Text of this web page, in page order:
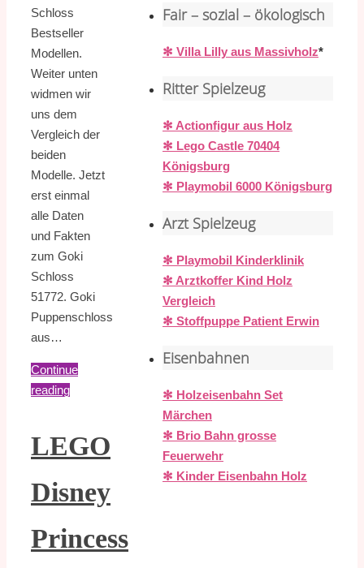
Schloss
Bestseller
Modellen.
Weiter unten
widmen wir
uns dem
Vergleich der
beiden
Modelle. Jetzt
erst einmal
alle Daten
und Fakten
zum Goki
Schloss
51772. Goki
Puppenschloss
aus…
Continue
reading
LEGO
Disney
Princess
Fair – sozial – ökologisch
✻ Villa Lilly aus Massivholz*
Ritter Spielzeug
✻ Actionfigur aus Holz
✻ Lego Castle 70404
Königsburg
✻ Playmobil 6000 Königsburg
Arzt Spielzeug
✻ Playmobil Kinderklinik
✻ Arztkoffer Kind Holz
Vergleich
✻ Stoffpuppe Patient Erwin
Eisenbahnen
✻ Holzeisenbahn Set
Märchen
✻ Brio Bahn grosse
Feuerwehr
✻ Kinder Eisenbahn Holz